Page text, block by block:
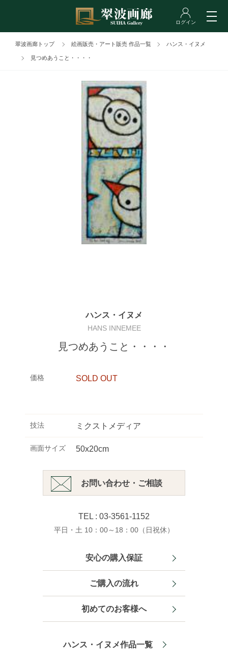
翠波画廊トップ 絵画販売・アート販売 作品一覧 ハンス・イヌメ
見つめあうこと・・・・
ハンス・イヌメ
HANS INNEMEE
見つめあうこと・・・・
価格 SOLD OUT
技法 ミクストメディア
画面サイズ 50x20cm
お問い合わせ・ご相談
TEL : 03-3561-1152
平日・土 10：00～18：00（日祝休）
安心の購入保証
ご購入の流れ
初めてのお客様へ
ハンス・イヌメ作品一覧